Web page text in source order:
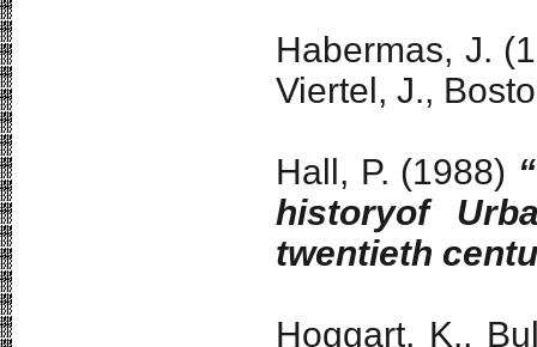
Habermas, J.
Viertel, J.,
Hall, P. (1988)
historyof
twentieth
Hoggart, K.,